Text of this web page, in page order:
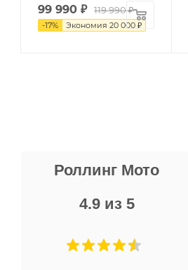
99 990 ₽ 119 990₽
-17% Экономия 20 000 ₽
Роллинг Мото
4.9 из 5
Не понравились условия
и дают только на год)